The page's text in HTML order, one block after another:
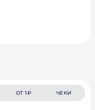
ОТ 1₽ ЧЕКИ